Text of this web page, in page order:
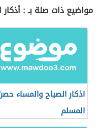
مواضيع ذات صلة بـ : أذكار
اذكار الصباح والمساء
المسلم